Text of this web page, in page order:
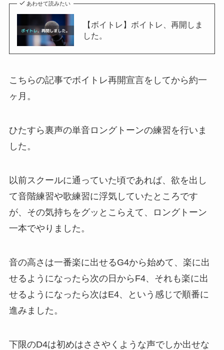
あわせて読みたい
【ボイトレ】ボイトレ、再開しま
した。
こちらの記事でボイトレ再開宣言をしてから約一
ヶ月。
ひたすら裏声の単音ロングトーンの練習を行いま
した。
以前スクールに通っていた頃であれば、欲を出し
て音階練習や歌練習に浮気していたところです
が、その気持ちをグッとこらえて、ロングトーン
一本でやりました。
音の高さは一番楽に出せるG4から始めて、楽に出
せるようになったら次の日からF4、それも楽に出
せるようになったら次はE4、という感じで順番に
進みました。
下限のD4は初めはささやくような声でしか出せな